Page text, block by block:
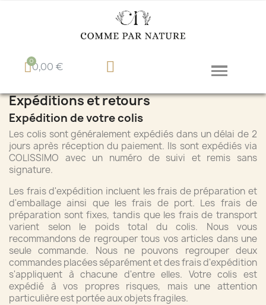
0,00 €
Expéditions et retours
Expédition de votre colis
Les colis sont généralement expédiés dans un délai de 2
jours après réception du paiement. Ils sont expédiés via
COLISSIMO avec un numéro de suivi et remis sans
signature.
Les frais d'expédition incluent les frais de préparation et
d'emballage ainsi que les frais de port. Les frais de
préparation sont fixes, tandis que les frais de transport
varient selon le poids total du colis. Nous vous
recommandons de regrouper tous vos articles dans une
seule commande. Nous ne pouvons regrouper deux
commandes placées séparément et des frais d'expédition
s'appliquent à chacune d'entre elles. Votre colis est
expédié à vos propres risques, mais une attention
particulière est portée aux objets fragiles.